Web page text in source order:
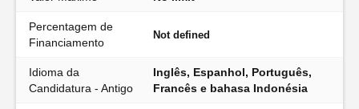
Percentagem de
Financiamento
Not defined
Idioma da
Candidatura - Antigo
Inglês, Espanhol, Português,
Francês e bahasa Indonésia